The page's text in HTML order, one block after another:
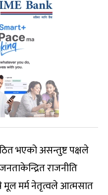
भएको असन्तुष्ट पक्षले
राजनीति
मूल मर्म नेतृत्वले आत्मसात